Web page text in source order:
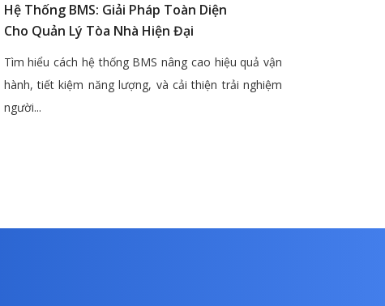
Hệ Thống BMS: Giải Pháp Toàn Diện
Cho Quản Lý Tòa Nhà Hiện Đại
Tìm hiểu cách hệ thống BMS nâng cao hiệu quả vận
hành, tiết kiệm năng lượng, và cải thiện trải nghiệm
người...